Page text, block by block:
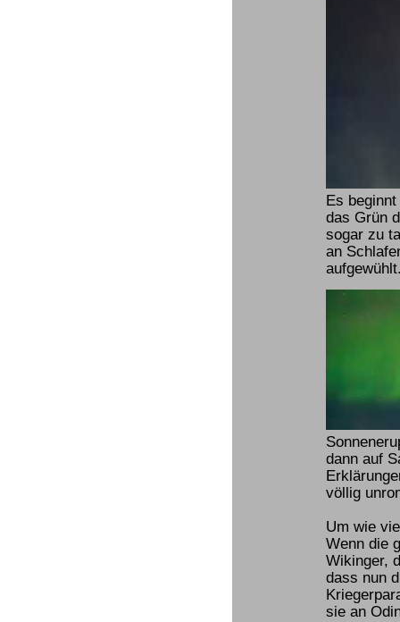
Es
das Grün
sogar zu
an
dann auf
völlig
Um wie
Wenn die
Wikinger,
dass nun
sie an